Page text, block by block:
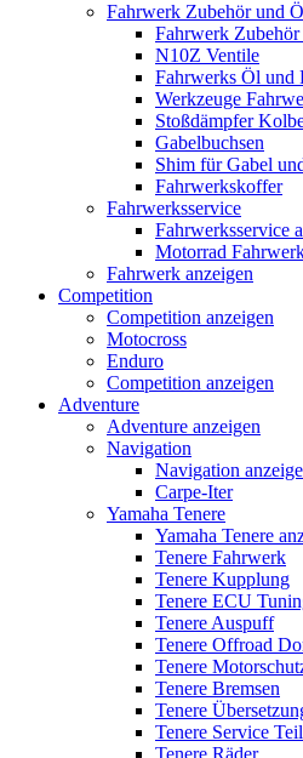
Fahrwerk Zubehör und
Fahrwerk
N10Z Ventile
Fahrwerks Öl und
Werkzeuge
Stoßdämpfer
Gabelbuchsen
Shim für Gabel
Fahrwerkskoffer
Fahrwerksservice
Fahrwerksservice
Motorrad
Fahrwerk anzeigen
Competition
Competition anzeigen
Motocross
Enduro
Competition anzeigen
Adventure
Adventure anzeigen
Navigation
Navigation
Carpe-Iter
Yamaha Tenere
Yamaha Tenere
Tenere Fahrwerk
Tenere Kupplung
Tenere ECU
Tenere Auspuff
Tenere Offroad
Tenere
Tenere Bremsen
Tenere
Tenere Service
Tenere Räder